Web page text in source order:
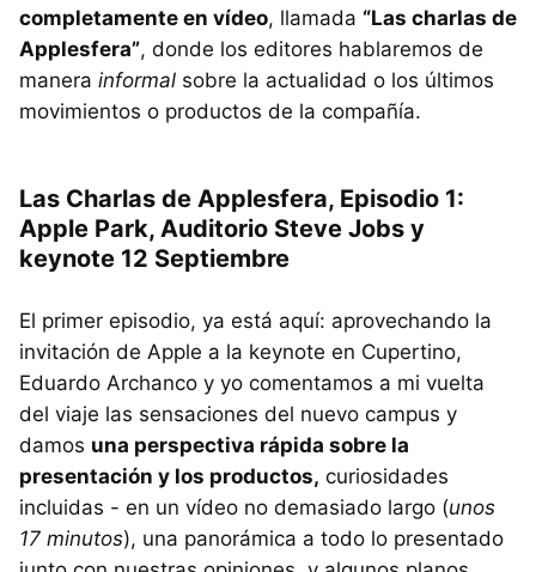
completamente en vídeo, llamada “Las charlas de
Applesfera”, donde los editores hablaremos de
manera informal sobre la actualidad o los últimos
movimientos o productos de la compañía.
Las Charlas de Applesfera, Episodio 1:
Apple Park, Auditorio Steve Jobs y
keynote 12 Septiembre
El primer episodio, ya está aquí: aprovechando la
invitación de Apple a la keynote en Cupertino,
Eduardo Archanco y yo comentamos a mi vuelta
del viaje las sensaciones del nuevo campus y
damos una perspectiva rápida sobre la
presentación y los productos, curiosidades
incluidas - en un vídeo no demasiado largo (unos
17 minutos), una panorámica a todo lo presentado